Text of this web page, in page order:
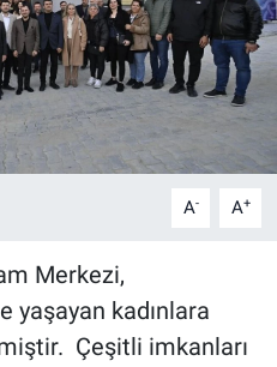
A- A+
Merkezi,
yaşayan kadınlara
Çeşitli imkanları